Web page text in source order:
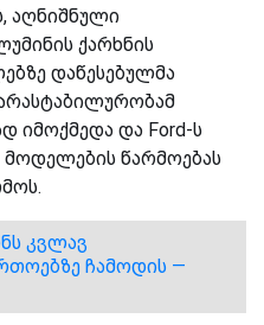
აღნიშნული
ქარხნის
დაწესებულმა
იმოქმედა და Ford-ს
მოდელების წარმოებას
კვლავ
ჩამოდის —